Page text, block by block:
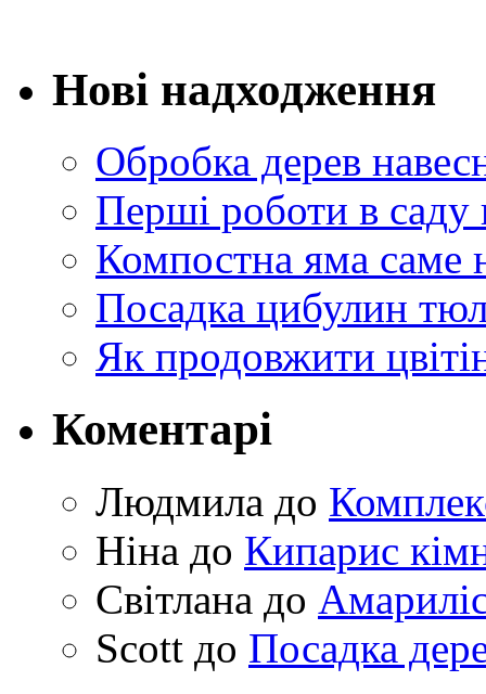
Нові надходження
Обробка дерев
Перші роботи в саду
Компостна яма саме
Посадка цибулин
Як продовжити
Коментарі
Людмила до
Ніна до Кипарис
Світлана до
Scott до Посадка